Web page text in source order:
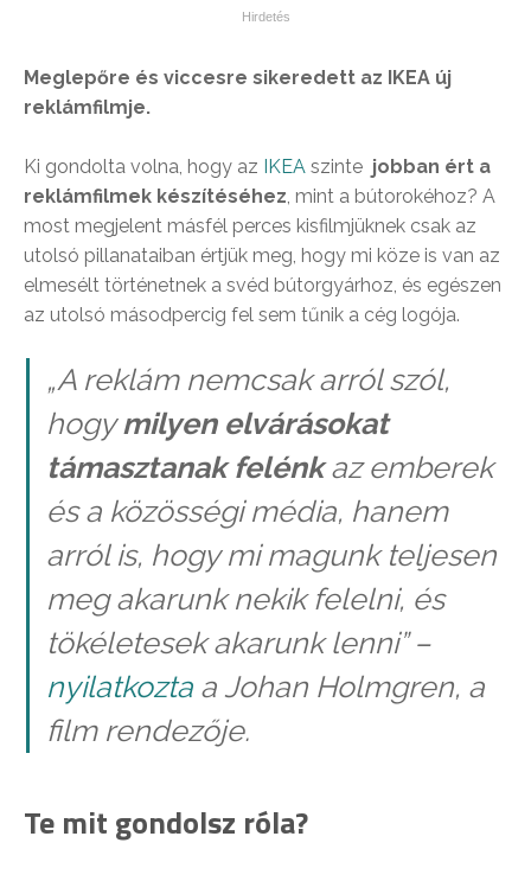
Meglepőre és viccesre sikeredett az IKEA új
reklámfilmje.
Ki gondolta volna, hogy az IKEA szinte jobban ért a
reklámfilmek készítéséhez, mint a bútorokéhoz? A
most megjelent másfél perces kisfilmjüknek csak az
utolsó pillanataiban értjük meg, hogy mi köze is van az
elmesélt történetnek a svéd bútorgyárhoz, és egészen
az utolsó másodpercig fel sem tűnik a cég logója.
„A reklám nemcsak arról szól,
hogymilyen elvárásokat
támasztanak felénkaz emberek
és a közösségi média, hanem
arról is, hogy mi magunk teljesen
meg akarunk nekik felelni, és
tökéletesek akarunk lenni” –
nyilatkoztaa Johan Holmgren, a
film rendezője.
Te mit gondolsz róla?